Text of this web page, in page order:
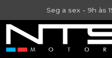
Seg a sex - 9h às